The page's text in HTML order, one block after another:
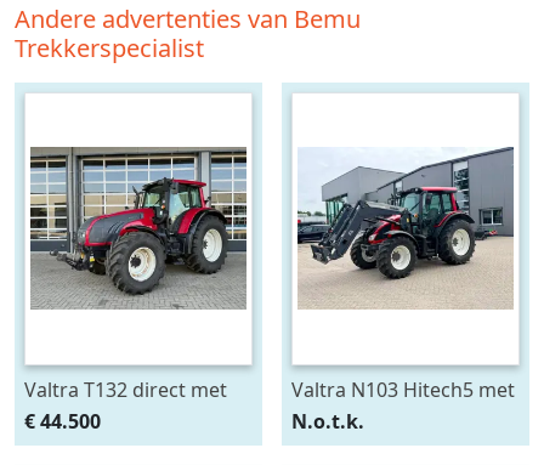
Andere advertenties van Bemu
Trekkerspecialist
Valtra T132 direct met
Fronthef en PTO (bj
2010)
€ 44.500
Valtra N103 Hitech5 met
voorlader (bj 2013)
N.o.t.k.